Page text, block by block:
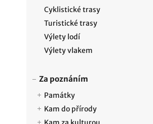
Cyklistické trasy
Turistické trasy
Výlety lodí
Výlety vlakem
Za poznáním
Památky
Kam do přírody